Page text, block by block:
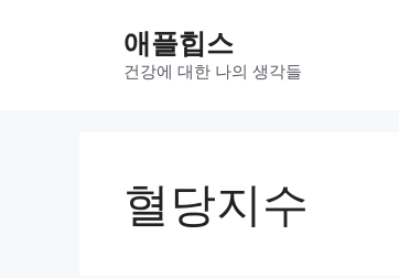
애플힙스
건강에 대한 나의 생각들
혈당지수